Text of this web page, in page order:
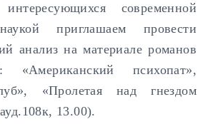
современной
приглашаем провести
анализ на материале романов
«Американский психопат»,
«Пролетая над гнездом
13.00).